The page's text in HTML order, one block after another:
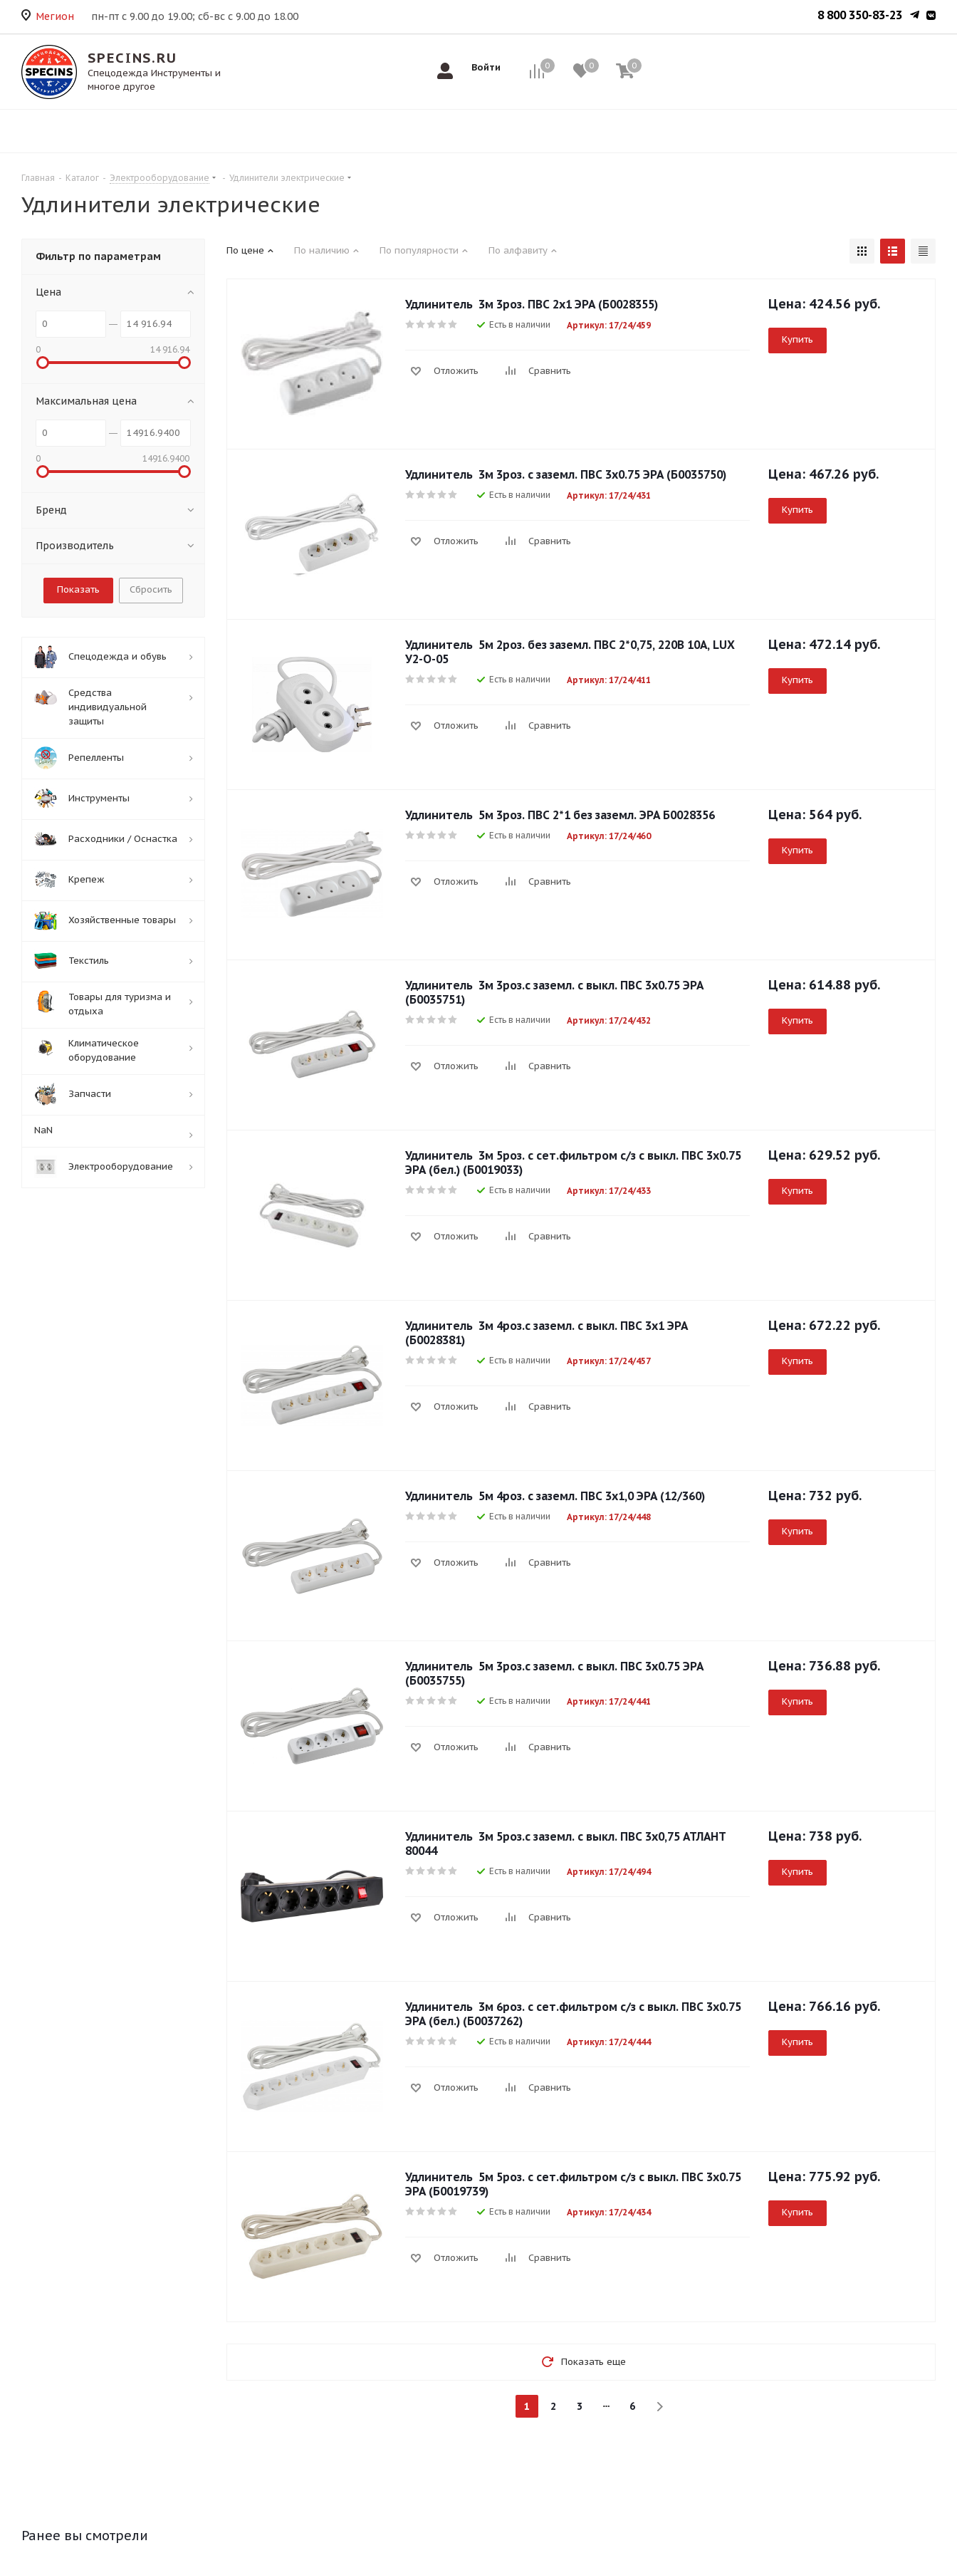
Мегион пн-пт с 9.00 до 19.00; сб-вс с 9.00 до 18.00 8 800 350-83-23
SPECINS.RU
Спецодежда Инструменты и
многое другое
Войти 0 0 0
0
Главная - Каталог - Электрооборудование - Удлинители электрические
Удлинители электрические
По цене По наличию По популярности По алфавиту
Удлинитель 3м 3роз. ПВС 2х1 ЭРА (Б0028355)
Есть в наличии Артикул: 17/24/459
Отложить Сравнить
Цена: 424.56 руб.
Купить
Удлинитель 3м 3роз. с заземл. ПВС 3x0.75 ЭРА (Б0035750)
Есть в наличии Артикул: 17/24/431
Отложить Сравнить
Цена: 467.26 руб.
Купить
Удлинитель 5м 2роз. без заземл. ПВС 2*0,75, 220В 10А, LUX
У2-О-05
Есть в наличии Артикул: 17/24/411
Отложить Сравнить
Цена: 472.14 руб.
Купить
Удлинитель 5м 3роз. ПВС 2*1 без заземл. ЭРА Б0028356
Есть в наличии Артикул: 17/24/460
Отложить Сравнить
Цена: 564 руб.
Купить
Удлинитель 3м 3роз.с заземл. с выкл. ПВС 3x0.75 ЭРА
(Б0035751)
Есть в наличии Артикул: 17/24/432
Отложить Сравнить
Цена: 614.88 руб.
Купить
Удлинитель 3м 5роз. с сет.фильтром с/з с выкл. ПВС 3x0.75
ЭРА (бел.) (Б0019033)
Есть в наличии Артикул: 17/24/433
Отложить Сравнить
Цена: 629.52 руб.
Купить
Удлинитель 3м 4роз.с заземл. с выкл. ПВС 3x1 ЭРА
(Б0028381)
Есть в наличии Артикул: 17/24/457
Отложить Сравнить
Цена: 672.22 руб.
Купить
Удлинитель 5м 4роз. с заземл. ПВС 3х1,0 ЭРА (12/360)
Есть в наличии Артикул: 17/24/448
Отложить Сравнить
Цена: 732 руб.
Купить
Удлинитель 5м 3роз.с заземл. с выкл. ПВС 3x0.75 ЭРА
(Б0035755)
Есть в наличии Артикул: 17/24/441
Отложить Сравнить
Цена: 736.88 руб.
Купить
Удлинитель 3м 5роз.с заземл. с выкл. ПВС 3x0,75 АТЛАНТ
80044
Есть в наличии Артикул: 17/24/494
Отложить Сравнить
Цена: 738 руб.
Купить
Удлинитель 3м 6роз. с сет.фильтром с/з с выкл. ПВС 3x0.75
ЭРА (бел.) (Б0037262)
Есть в наличии Артикул: 17/24/444
Отложить Сравнить
Цена: 766.16 руб.
Купить
Удлинитель 5м 5роз. с сет.фильтром с/з с выкл. ПВС 3x0.75
ЭРА (Б0019739)
Есть в наличии Артикул: 17/24/434
Отложить Сравнить
Цена: 775.92 руб.
Купить
Показать еще
1 2 3 6
Фильтр по параметрам
Цена
0 14 916.94
Максимальная цена
0 14916.9400
Бренд
Производитель
Сбросить
Спецодежда и обувь
Средства
индивидуальной
защиты
Репелленты
Инструменты
Расходники / Оснастка
Крепеж
Хозяйственные товары
Текстиль
Товары для туризма и
отдыха
Климатическое
оборудование
Запчасти
NaN
Электрооборудование
Ранее вы смотрели